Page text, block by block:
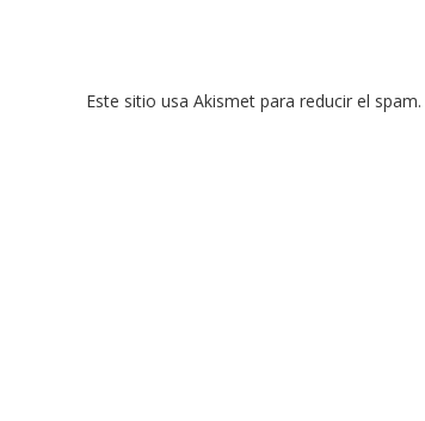
de
Este sitio usa Akismet para reducir el spam.